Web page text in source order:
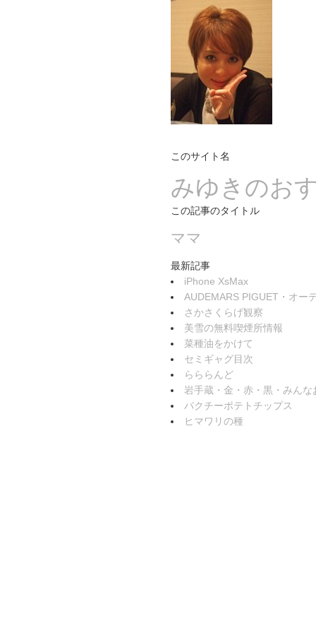
このサイト名
みゆきのお
この記事のタイトル
ママ
最新記事
iPhone XsMax
AUDEMARS PIGUET・オー
さかさくらげ観察
美雪の無料喫煙所情報
菜種油をかけて
セミギャグ目次
らららんど
岩手蔵・金・赤・黒・みんな
パクチーポテトチップス
ヒマワリの種